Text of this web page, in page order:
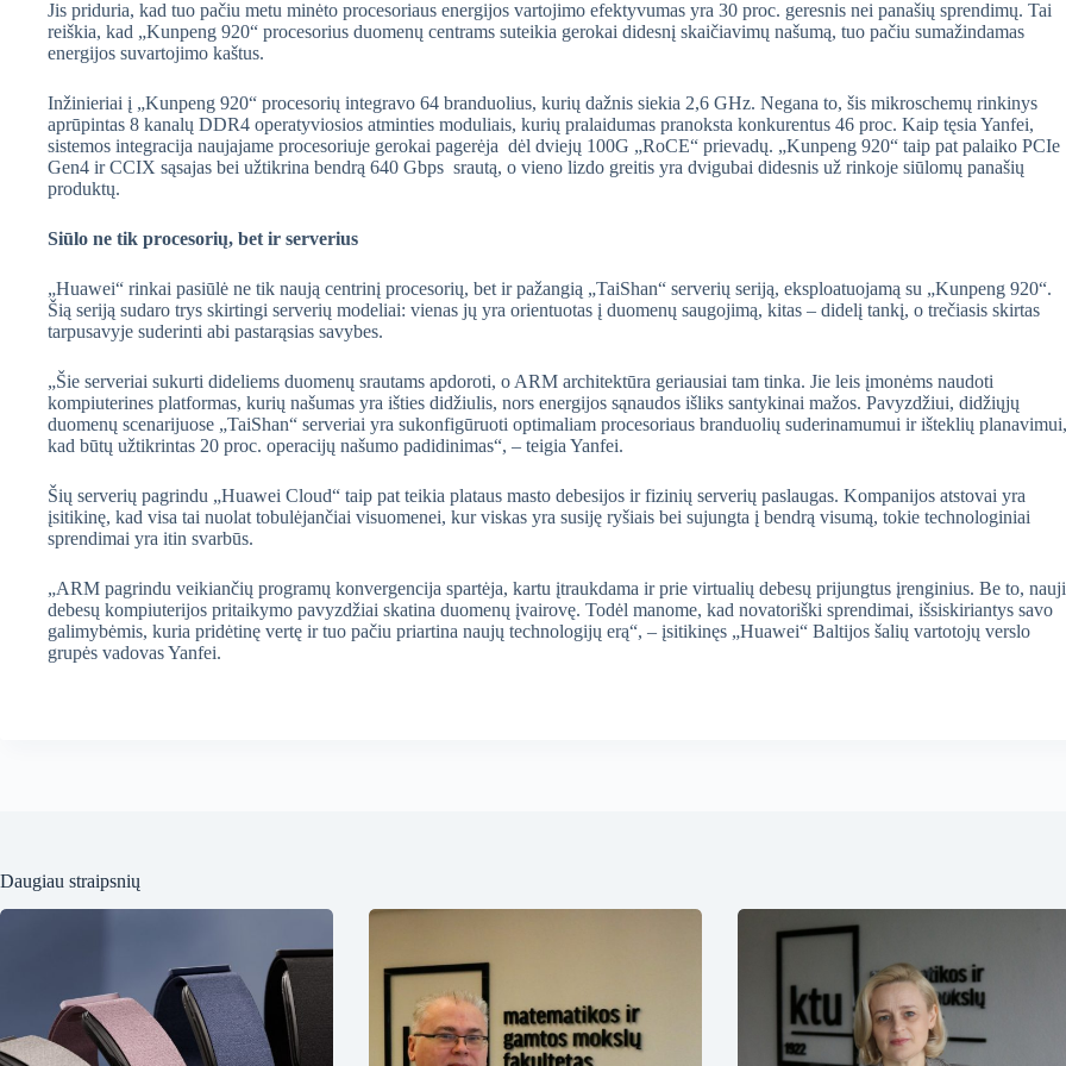
Jis priduria, kad tuo pačiu metu minėto procesoriaus energijos vartojimo efektyvumas yra 30 proc. geresnis nei panašių sprendimų. Tai
reiškia, kad „Kunpeng 920“ procesorius duomenų centrams suteikia gerokai didesnį skaičiavimų našumą, tuo pačiu sumažindamas
energijos suvartojimo kaštus.
Inžinieriai į „Kunpeng 920“ procesorių integravo 64 branduolius, kurių dažnis siekia 2,6 GHz. Negana to, šis mikroschemų rinkinys
aprūpintas 8 kanalų DDR4 operatyviosios atminties moduliais, kurių pralaidumas pranoksta konkurentus 46 proc. Kaip tęsia Yanfei,
sistemos integracija naujajame procesoriuje gerokai pagerėja dėl dviejų 100G „RoCE“ prievadų. „Kunpeng 920“ taip pat palaiko PCIe
Gen4 ir CCIX sąsajas bei užtikrina bendrą 640 Gbps srautą, o vieno lizdo greitis yra dvigubai didesnis už rinkoje siūlomų panašių
produktų.
Siūlo ne tik procesorių, bet ir serverius
„Huawei“ rinkai pasiūlė ne tik naują centrinį procesorių, bet ir pažangią „TaiShan“ serverių seriją, eksploatuojamą su „Kunpeng 920“.
Šią seriją sudaro trys skirtingi serverių modeliai: vienas jų yra orientuotas į duomenų saugojimą, kitas – didelį tankį, o trečiasis skirtas
tarpusavyje suderinti abi pastarąsias savybes.
„Šie serveriai sukurti dideliems duomenų srautams apdoroti, o ARM architektūra geriausiai tam tinka. Jie leis įmonėms naudoti
kompiuterines platformas, kurių našumas yra išties didžiulis, nors energijos sąnaudos išliks santykinai mažos. Pavyzdžiui, didžiųjų
duomenų scenarijuose „TaiShan“ serveriai yra sukonfigūruoti optimaliam procesoriaus branduolių suderinamumui ir išteklių planavimui,
kad būtų užtikrintas 20 proc. operacijų našumo padidinimas“, – teigia Yanfei.
Šių serverių pagrindu „Huawei Cloud“ taip pat teikia plataus masto debesijos ir fizinių serverių paslaugas. Kompanijos atstovai yra
įsitikinę, kad visa tai nuolat tobulėjančiai visuomenei, kur viskas yra susiję ryšiais bei sujungta į bendrą visumą, tokie technologiniai
sprendimai yra itin svarbūs.
„ARM pagrindu veikiančių programų konvergencija spartėja, kartu įtraukdama ir prie virtualių debesų prijungtus įrenginius. Be to, nauji
debesų kompiuterijos pritaikymo pavyzdžiai skatina duomenų įvairovę. Todėl manome, kad novatoriški sprendimai, išsiskiriantys savo
galimybėmis, kuria pridėtinę vertę ir tuo pačiu priartina naujų technologijų erą“, – įsitikinęs „Huawei“ Baltijos šalių vartotojų verslo
grupės vadovas Yanfei.
Daugiau straipsnių